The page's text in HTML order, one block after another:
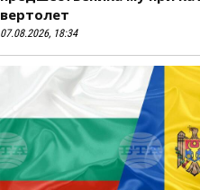
вертолет
07.08.2026, 18:34